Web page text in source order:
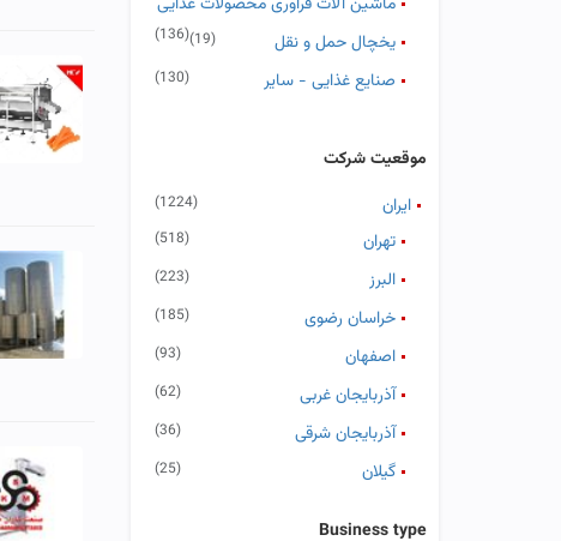
(136) یخچال حمل و نقل (19)
صنایع غذایی - سایر (130)
موقعیت شرکت
ایران
(1224)
تهران (518)
البرز (223)
خراسان رضوی (185)
اصفهان (93)
آذربایجان غربی (62)
آذربایجان شرقی (36)
گیلان (25)
Business type